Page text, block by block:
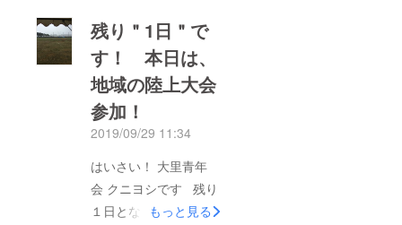
143,000円（目標
500,000円）達成率
28％支援者数16人残
り15時間となりました
9月当初から始まっ
や、地元、高嶺小学校
の体育館での40周年祭
と内容が詰まったなか
残り＂1日＂で
す！ 本日は、
地域の陸上大会
参加！
2019/09/29 11:34
はいさい！ 大里青年
会 クニヨシです 残り
１日となりました ま
もっと見る